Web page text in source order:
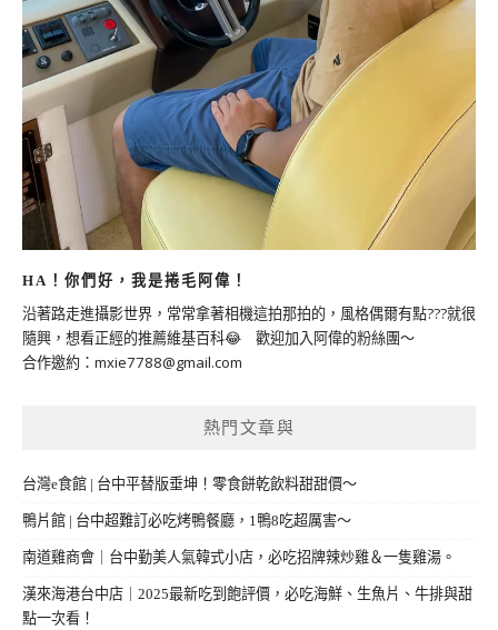
HA！你們好，我是捲毛阿偉！
沿著路走進攝影世界，常常拿著相機這拍那拍的，風格偶爾有點???就很
隨興，想看正經的推薦維基百科😂 歡迎加入阿偉的粉絲團～
合作邀約： mxie7788@gmail.com
熱門文章與
台灣e食館 | 台中平替版垂坤！零食餅乾飲料甜甜價～
鴨片館 | 台中超難訂必吃烤鴨餐廳，1鴨8吃超厲害～
南道雞商會｜台中勤美人氣韓式小店，必吃招牌辣炒雞＆一隻雞湯。
漢來海港台中店｜2025最新吃到飽評價，必吃海鮮、生魚片、牛排與甜
點一次看！